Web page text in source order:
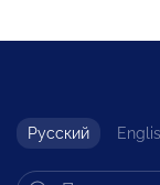
Русский